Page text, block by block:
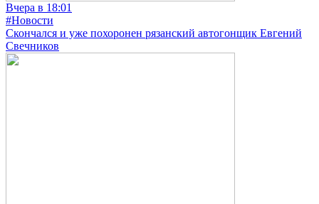
Вчера в 18:01
#Новости
Скончался и уже похоронен рязанский автогонщик Евгений
Свечников